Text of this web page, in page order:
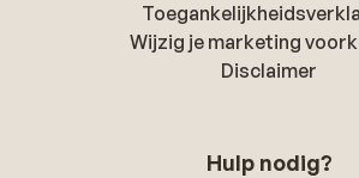
Wijzig je marketing
Disclaimer
Hulp nodig?